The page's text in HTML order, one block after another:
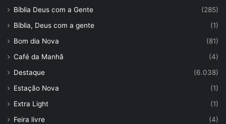
Bíblia Deus com a Gente
(285)
Bíblia, Deus com a gente
(1)
Bom dia Nova
(81)
Café da Manhã
(4)
Destaque
(6.038)
Estação Nova
(1)
Extra Light
(1)
Feira livre
(4)